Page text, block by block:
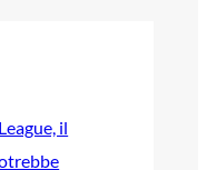
il